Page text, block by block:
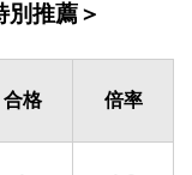
推薦＞
合格 倍率